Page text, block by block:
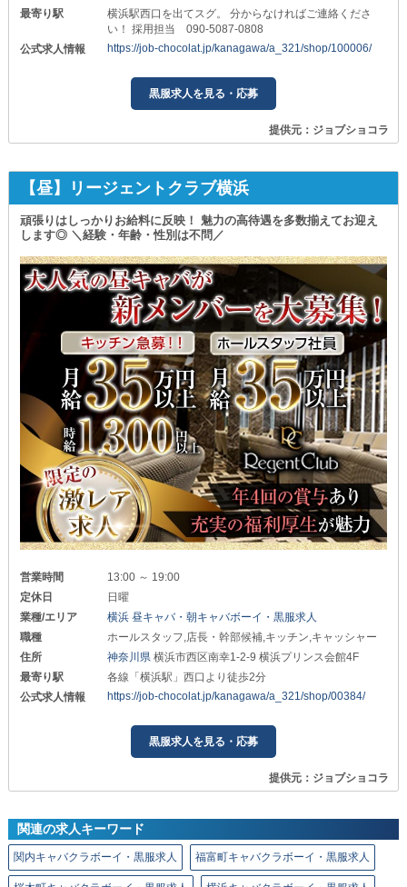
最寄り駅
横浜駅西口を出てスグ。 分からなければご連絡くださ
い！ 採用担当 090-5087-0808
公式求人情報
https://job-chocolat.jp/kanagawa/a_321/shop/100006/
黒服求人を見る・応募
提供元：ジョブショコラ
【昼】リージェントクラブ横浜
頑張りはしっかりお給料に反映！ 魅力の高待遇を多数揃えてお迎え
します◎ ＼経験・年齢・性別は不問／
営業時間
13:00 ～ 19:00
定休日
日曜
業種/エリア
横浜 昼キャバ・朝キャバボーイ・黒服求人
職種
ホールスタッフ,店長・幹部候補,キッチン,キャッシャー
住所
神奈川県横浜市西区南幸1-2-9 横浜プリンス会館4F
最寄り駅
各線「横浜駅」西口より徒歩2分
公式求人情報
https://job-chocolat.jp/kanagawa/a_321/shop/00384/
黒服求人を見る・応募
提供元：ジョブショコラ
関連の求人キーワード
関内キャバクラボーイ・黒服求人 福富町キャバクラボーイ・黒服求人